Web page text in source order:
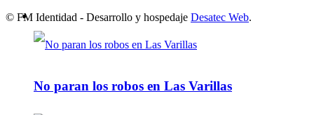
Policiales
No paran los robos en Las Varillas
© FM Identidad - Desarrollo y hospedaje Desatec Web.